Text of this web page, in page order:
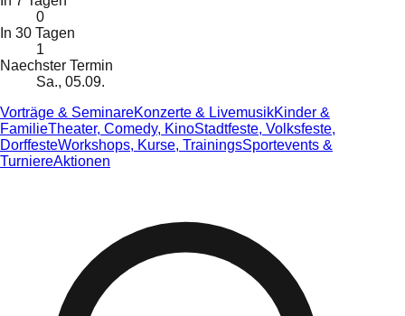
0
In 30 Tagen
1
Naechster Termin
Sa., 05.09.
Vorträge & SeminareKonzerte & LivemusikKinder &
FamilieTheater, Comedy, KinoStadtfeste, Volksfeste,
DorffesteWorkshops, Kurse, TrainingsSportevents &
TurniereAktionen